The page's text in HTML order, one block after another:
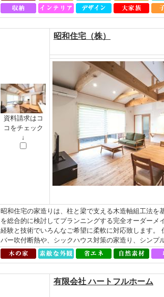
資料請求はコ
コをチェック
↓
昭和住宅（株）
昭和住宅の家造りは、柱と梁で支える木造軸組工法
を総合的に検討してプランニングする完全オーダー
経験と技術でいろんなご希望に柔軟に対応致します
バー吹付断熱や、シックハウス対策の家造り、シンプ
有限会社 ハートフルホーム